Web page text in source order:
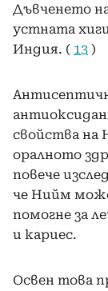
Дъвченето
устната
Индия. ( 13 )
свойства на
оралното
повече
че Нийм
помогне за
и кариес.
Освен това